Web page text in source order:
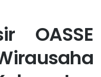
OASSE